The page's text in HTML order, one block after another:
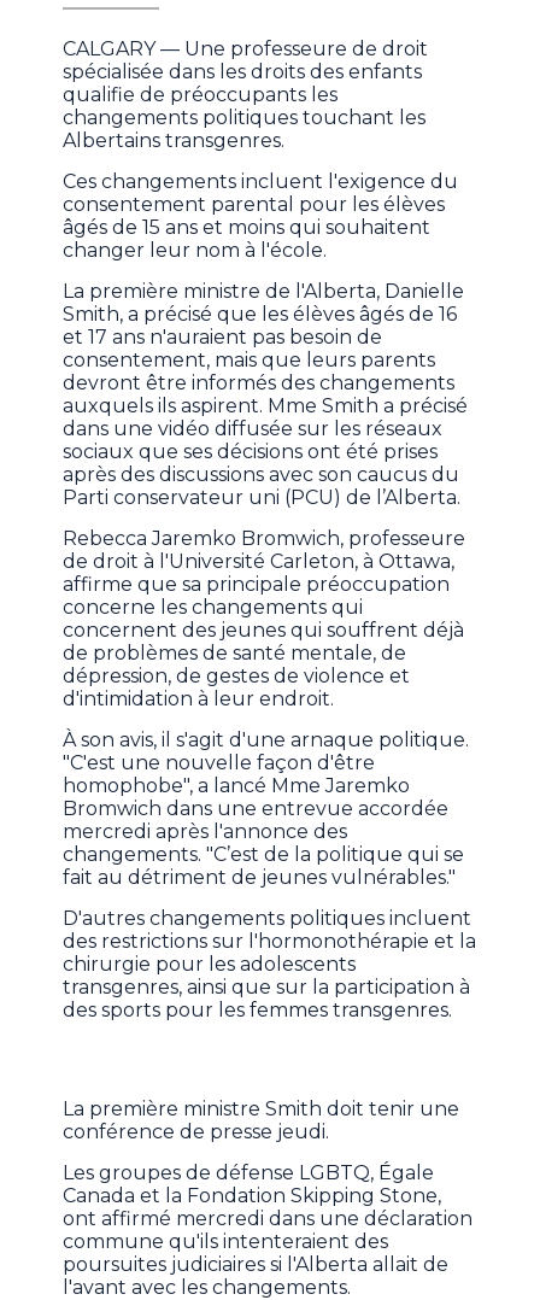
CALGARY — Une professeure de droit
spécialisée dans les droits des enfants
qualifie de préoccupants les
changements politiques touchant les
Albertains transgenres.
Ces changements incluent l'exigence du
consentement parental pour les élèves
âgés de 15 ans et moins qui souhaitent
changer leur nom à l'école.
La première ministre de l'Alberta, Danielle
Smith, a précisé que les élèves âgés de 16
et 17 ans n'auraient pas besoin de
consentement, mais que leurs parents
devront être informés des changements
auxquels ils aspirent. Mme Smith a précisé
dans une vidéo diffusée sur les réseaux
sociaux que ses décisions ont été prises
après des discussions avec son caucus du
Parti conservateur uni (PCU) de l’Alberta.
Rebecca Jaremko Bromwich, professeure
de droit à l'Université Carleton, à Ottawa,
affirme que sa principale préoccupation
concerne les changements qui
concernent des jeunes qui souffrent déjà
de problèmes de santé mentale, de
dépression, de gestes de violence et
d'intimidation à leur endroit.
À son avis, il s'agit d'une arnaque politique.
"C'est une nouvelle façon d'être
homophobe", a lancé Mme Jaremko
Bromwich dans une entrevue accordée
mercredi après l'annonce des
changements. "C’est de la politique qui se
fait au détriment de jeunes vulnérables."
D'autres changements politiques incluent
des restrictions sur l'hormonothérapie et la
chirurgie pour les adolescents
transgenres, ainsi que sur la participation à
des sports pour les femmes transgenres.
La première ministre Smith doit tenir une
conférence de presse jeudi.
Les groupes de défense LGBTQ, Égale
Canada et la Fondation Skipping Stone,
ont affirmé mercredi dans une déclaration
commune qu'ils intenteraient des
poursuites judiciaires si l'Alberta allait de
l'avant avec les changements.